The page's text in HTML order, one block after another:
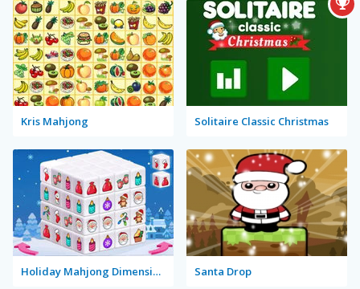
Kris Mahjong Solitaire Classic Christmas
Holiday Mahjong Dimensions Santa Drop